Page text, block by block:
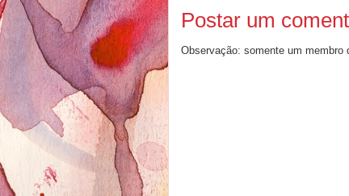
Postar um
Observação: somente um membro